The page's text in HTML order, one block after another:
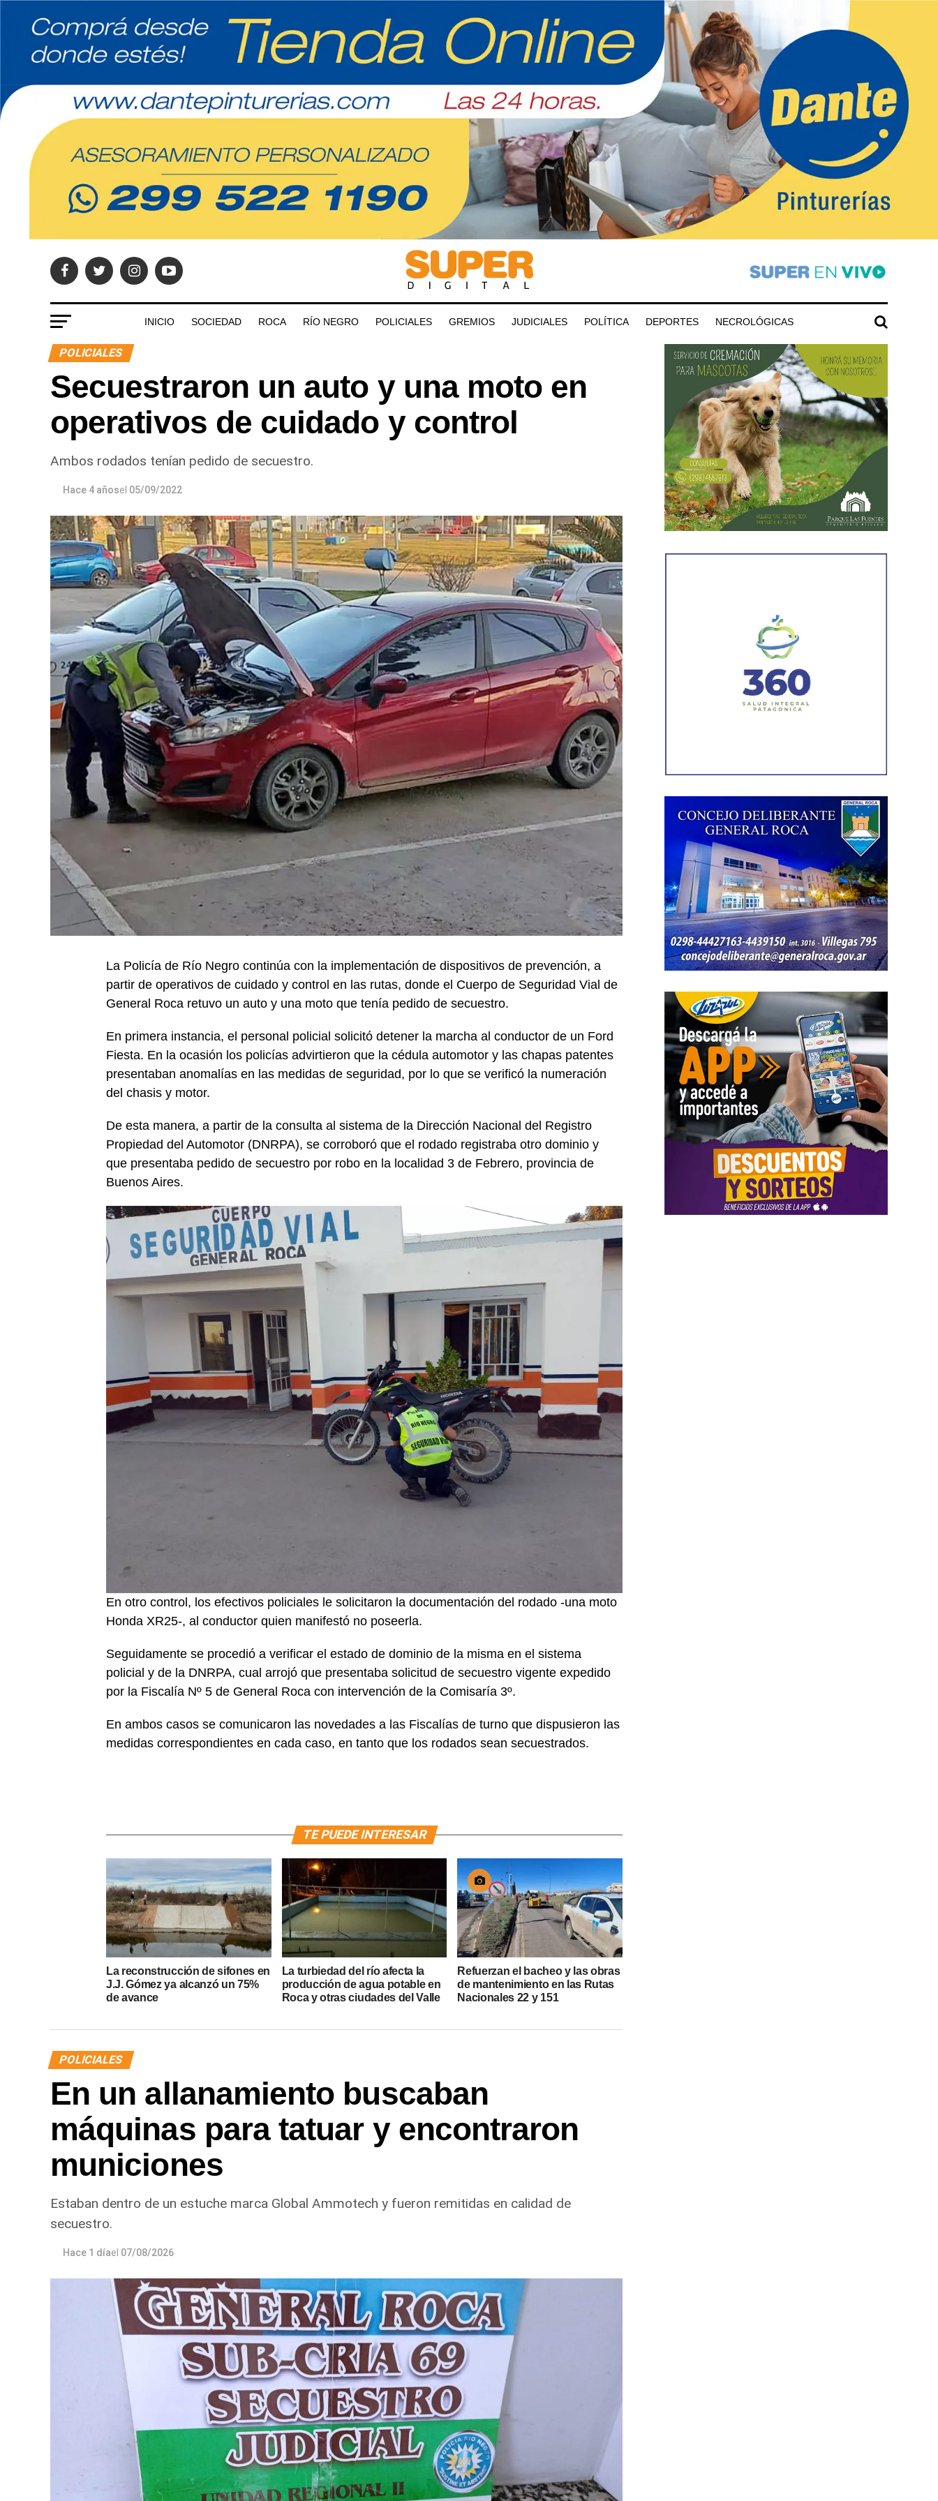
INICIO SOCIEDAD ROCA RÍO NEGRO POLICIALES GREMIOS JUDICIALES POLÍTICA DEPORTES NECROLÓGICAS
POLICIALES
Secuestraron un auto y una moto en
operativos de cuidado y control
Ambos rodados tenían pedido de secuestro.
Hace 4 añosel 05/09/2022
La Policía de Río Negro continúa con la implementación de dispositivos de prevención, a
partir de operativos de cuidado y control en las rutas, donde el Cuerpo de Seguridad Vial de
General Roca retuvo un auto y una moto que tenía pedido de secuestro.
En primera instancia, el personal policial solicitó detener la marcha al conductor de un Ford
Fiesta. En la ocasión los policías advirtieron que la cédula automotor y las chapas patentes
presentaban anomalías en las medidas de seguridad, por lo que se verificó la numeración
del chasis y motor.
De esta manera, a partir de la consulta al sistema de la Dirección Nacional del Registro
Propiedad del Automotor (DNRPA), se corroboró que el rodado registraba otro dominio y
que presentaba pedido de secuestro por robo en la localidad 3 de Febrero, provincia de
Buenos Aires.
En otro control, los efectivos policiales le solicitaron la documentación del rodado -una moto
Honda XR25-, al conductor quien manifestó no poseerla.
Seguidamente se procedió a verificar el estado de dominio de la misma en el sistema
policial y de la DNRPA, cual arrojó que presentaba solicitud de secuestro vigente expedido
por la Fiscalía Nº 5 de General Roca con intervención de la Comisaría 3º.
En ambos casos se comunicaron las novedades a las Fiscalías de turno que dispusieron las
medidas correspondientes en cada caso, en tanto que los rodados sean secuestrados.
TE PUEDE INTERESAR
La reconstrucción de sifones en
J.J. Gómez ya alcanzó un 75%
de avance
La turbiedad del río afecta la
producción de agua potable en
Roca y otras ciudades del Valle
Refuerzan el bacheo y las obras
de mantenimiento en las Rutas
Nacionales 22 y 151
POLICIALES
En un allanamiento buscaban
máquinas para tatuar y encontraron
municiones
Estaban dentro de un estuche marca Global Ammotech y fueron remitidas en calidad de
secuestro.
Hace 1 díael 07/08/2026